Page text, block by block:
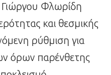
Φλωρίδη
και θεσμικής
ρύθμιση για
όρων παρένθετης